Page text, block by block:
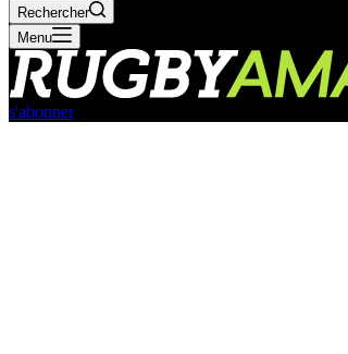
Rechercher
Menu
s'abonner